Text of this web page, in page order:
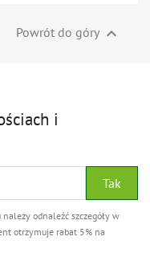
Powrót do góry 
i
odnaleźć szczegóły w
otrzymuje rabat 5% na